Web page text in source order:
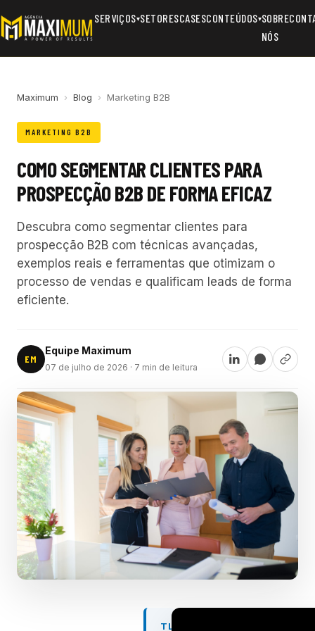
SERVIÇOS▾SETORESCASESCONTEÚDOS▾SOBRE
NÓS
Maximum › Blog › Marketing B2B
MARKETING B2B
COMO SEGMENTAR CLIENTES PARA
PROSPECÇÃO B2B DE FORMA EFICAZ
Descubra como segmentar clientes para
prospecção B2B com técnicas avançadas,
exemplos reais e ferramentas que otimizam o
processo de vendas e qualificam leads de forma
eficiente.
EM
Equipe Maximum
07 de julho de 2026 · 7 min de leitura
TL;DR